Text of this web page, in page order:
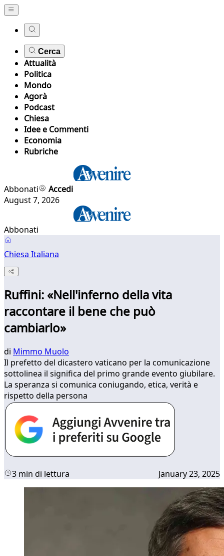
Cerca
Attualità
Politica
Mondo
Agorà
Podcast
Chiesa
Idee e Commenti
Economia
Rubriche
Abbonati
Accedi
August 7, 2026
Abbonati
Chiesa Italiana
Ruffini: «Nell'inferno della vita
raccontare il bene che può
cambiarlo»
di Mimmo Muolo
Il prefetto del dicastero vaticano per la comunicazione
sottolinea il significa del primo grande evento giubilare.
La speranza si comunica coniugando, etica, verità e
rispetto della persona
3 min di lettura January 23, 2025